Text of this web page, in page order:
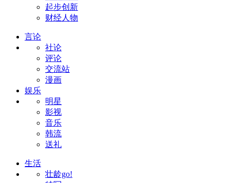
起步创新
财经人物
言论
社论
评论
交流站
漫画
娱乐
明星
影视
音乐
韩流
送礼
生活
壮龄go!